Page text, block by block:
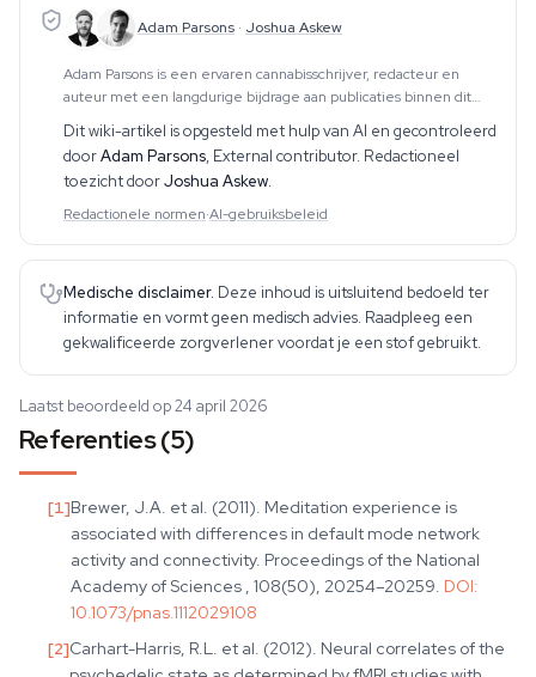
Adam Parsons · Joshua Askew
Adam Parsons is een ervaren cannabisschrijver, redacteur en
auteur met een langdurige bijdrage aan publicaties binnen dit
aanverwante onderwerpen. Hij produce
Dit wiki-artikel is opgesteld met hulp van AI en gecontroleerd
doorAdam Parsons, External contributor. Redactioneel
toezicht doorJoshua Askew.
Redactionele normen·AI-gebruiksbeleid
Medische disclaimer. Deze inhoud is uitsluitend bedoeld ter
informatie en vormt geen medisch advies. Raadpleeg een
gekwalificeerde zorgverlener voordat je een stof gebruikt.
Laatst beoordeeld op 24 april 2026
Referenties (5)
[1]Brewer, J.A. et al. (2011). Meditation experience is
associated with differences in default mode network
activity and connectivity. Proceedings of the National
Academy of Sciences , 108(50), 20254–20259. DOI:
10.1073/pnas.1112029108
[2]Carhart-Harris, R.L. et al. (2012). Neural correlates of the